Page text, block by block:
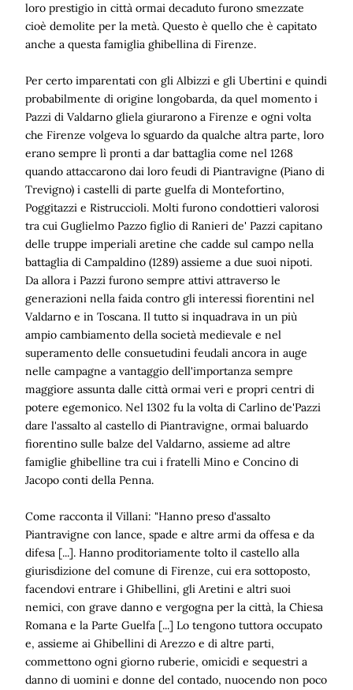
loro prestigio in città ormai decaduto furono smezzate
cioè demolite per la metà. Questo è quello che è capitato
anche a questa famiglia ghibellina di Firenze.
Per certo imparentati con gli Albizzi e gli Ubertini e quindi
probabilmente di origine longobarda, da quel momento i
Pazzi di Valdarno gliela giurarono a Firenze e ogni volta
che Firenze volgeva lo sguardo da qualche altra parte, loro
erano sempre lì pronti a dar battaglia come nel 1268
quando attaccarono dai loro feudi di Piantravigne (Piano di
Trevigno) i castelli di parte guelfa di Montefortino,
Poggitazzi e Ristruccioli. Molti furono condottieri valorosi
tra cui Guglielmo Pazzo figlio di Ranieri de' Pazzi capitano
delle truppe imperiali aretine che cadde sul campo nella
battaglia di Campaldino (1289) assieme a due suoi nipoti.
Da allora i Pazzi furono sempre attivi attraverso le
generazioni nella faida contro gli interessi fiorentini nel
Valdarno e in Toscana. Il tutto si inquadrava in un più
ampio cambiamento della società medievale e nel
superamento delle consuetudini feudali ancora in auge
nelle campagne a vantaggio dell'importanza sempre
maggiore assunta dalle città ormai veri e propri centri di
potere egemonico. Nel 1302 fu la volta di Carlino de'Pazzi
dare l'assalto al castello di Piantravigne, ormai baluardo
fiorentino sulle balze del Valdarno, assieme ad altre
famiglie ghibelline tra cui i fratelli Mino e Concino di
Jacopo conti della Penna.
Come racconta il Villani: "Hanno preso d'assalto
Piantravigne con lance, spade e altre armi da offesa e da
difesa [...]. Hanno proditoriamente tolto il castello alla
giurisdizione del comune di Firenze, cui era sottoposto,
facendovi entrare i Ghibellini, gli Aretini e altri suoi
nemici, con grave danno e vergogna per la città, la Chiesa
Romana e la Parte Guelfa [...] Lo tengono tuttora occupato
e, assieme ai Ghibellini di Arezzo e di altre parti,
commettono ogni giorno ruberie, omicidi e sequestri a
danno di uomini e donne del contado, nuocendo non poco